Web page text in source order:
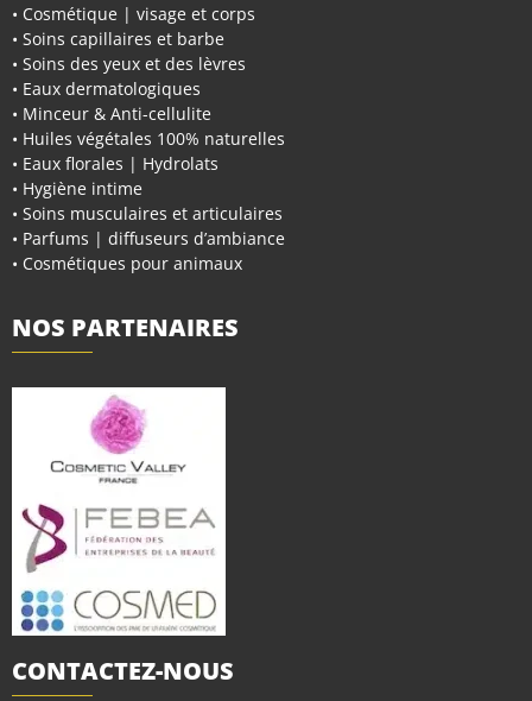
• Cosmétique | visage et corps
• Soins capillaires et barbe
• Soins des yeux et des lèvres
• Eaux dermatologiques
• Minceur & Anti-cellulite
• Huiles végétales 100% naturelles
• Eaux florales | Hydrolats
• Hygiène intime
• Soins musculaires et articulaires
• Parfums | diffuseurs d’ambiance
• Cosmétiques pour animaux
NOS PARTENAIRES
CONTACTEZ-NOUS